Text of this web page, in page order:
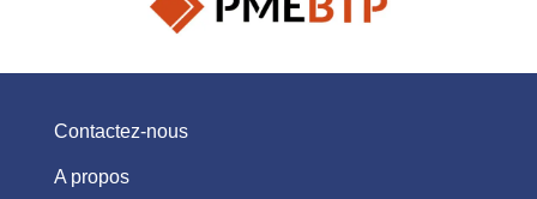
Contactez-nous
A propos